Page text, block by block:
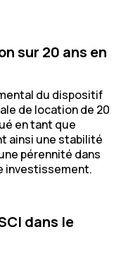
sur 20 ans en
du dispositif
de location de 20
en tant que
ainsi une stabilité
pérennité dans
investissement.
dans le